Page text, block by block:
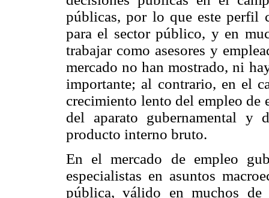
públicas, por lo que este perfil
para el sector público, y en
trabajar como asesores y
mercado no han mostrado, ni
importante; al contrario, en el
crecimiento lento del empleo de
del aparato gubernamental y
producto interno bruto.
En el mercado de empleo
especialistas en asuntos
pública, válido en muchos